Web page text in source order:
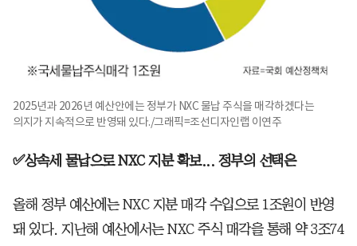
2025년과 2026년 예산안에는 정부가 NXC 물납 주식을 매각하겠다는
의지가 지속적으로 반영돼 있다./그래픽=조선디자인랩 이연주
✅상속세 물납으로 NXC 지분 확보... 정부의 선택은
올해 정부 예산에는 NXC 지분 매각 수입으로 1조원이 반영
돼 있다. 지난해 예산에서는 NXC 주식 매각을 통해 약 3조74